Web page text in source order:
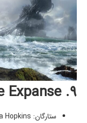
۹. The Expanse (وسعت)
ستارگان: Cas Anvar, Cara Gee, Anna Hopkins